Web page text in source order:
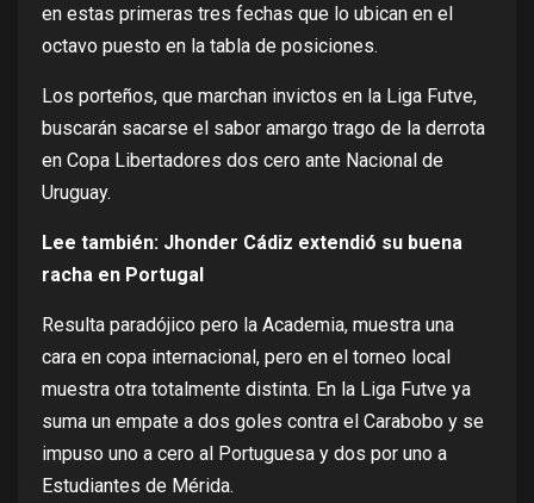
en estas primeras tres fechas que lo ubican en el
octavo puesto en la tabla de posiciones.
Los porteños, que marchan invictos en la Liga Futve,
buscarán sacarse el sabor amargo trago de la derrota
en Copa Libertadores dos cero ante Nacional de
Uruguay.
Lee también: Jhonder Cádiz extendió su buena
racha en Portugal
Resulta paradójico pero la Academia, muestra una
cara en copa internacional, pero en el torneo local
muestra otra totalmente distinta. En la Liga Futve ya
suma un empate a dos goles contra el Carabobo y se
impuso uno a cero al Portuguesa y dos por uno a
Estudiantes de Mérida.